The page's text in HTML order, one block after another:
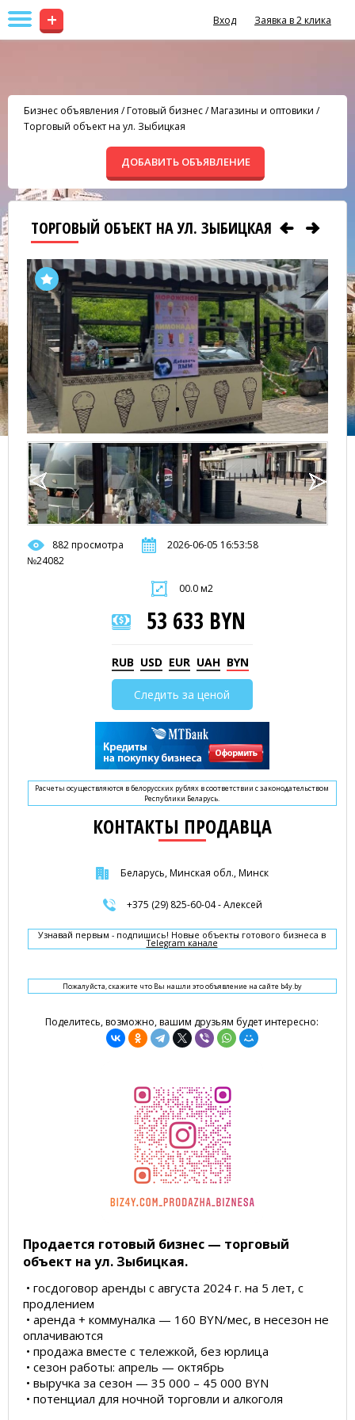
+ Вход Заявка в 2 клика
Бизнес объявления /Готовый бизнес/Магазины и оптовики /
Торговый объект на ул. Зыбицкая
ДОБАВИТЬ ОБЪЯВЛЕНИЕ
ТОРГОВЫЙ ОБЪЕКТ НА УЛ. ЗЫБИЦКАЯ
882 просмотра
2026-06-05 16:53:58
№24082
00.0 м2
53 633 BYN
RUB USD EUR UAH BYN
Следить за ценой
Расчеты осуществляются в белорусских рублях в соответствии с законодательством
Республики Беларусь.
КОНТАКТЫ ПРОДАВЦА
Беларусь, Минская обл., Минск
+375 (29) 825-60-04 - Алексей
Узнавай первым - подпишись! Новые объекты готового бизнеса в
Telegram канале
Пожалуйста, скажите что Вы нашли это объявление на сайте b4y.by
Поделитесь, возможно, вашим друзьям будет интересно:
Продается готовый бизнес — торговый
объект на ул. Зыбицкая.
• госдоговор аренды с августа 2024 г. на 5 лет, с
продлением
• аренда + коммуналка — 160 BYN/мес, в несезон не
оплачиваются
• продажа вместе с тележкой, без юрлица
• сезон работы: апрель — октябрь
• выручка за сезон — 35 000 – 45 000 BYN
• потенциал для ночной торговли и алкоголя